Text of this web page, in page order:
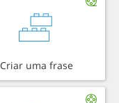
Criar uma frase